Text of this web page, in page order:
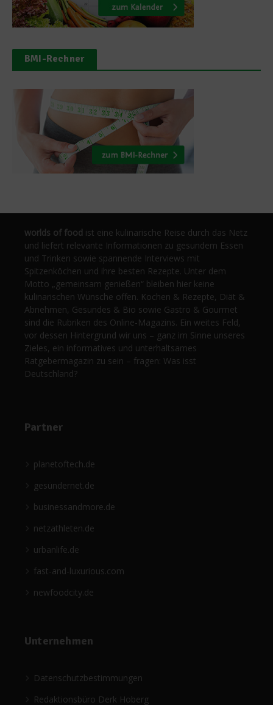
BMI-Rechner
worlds of food ist eine kulinarische Reise durch das Netz
und liefert relevante Informationen zu gesundem Essen
und Trinken sowie spannende Interviews mit
Spitzenköchen und ihre besten Rezepte. Unter dem
Motto „gemeinsam genießen“ bleiben hier keine
kulinarischen Wünsche offen. Kochen & Rezepte, Diät &
Abnehmen, Gesundes & Bio sowie Gastro & Gourmet
sind die Rubriken des Online-Magazins. Ein weites Feld,
vor dessen Hintergrund wir uns – ganz im Sinne unseres
Zieles, ein informatives und unterhaltsames
Ratgebermagazin zu sein – fragen: Was isst
Deutschland?
Partner
planetoftech.de
gesündernet.de
businessandmore.de
netzathleten.de
urbanlife.de
fast-and-luxurious.com
newfoodcity.de
Unternehmen
Datenschutzbestimmungen
Redaktionsbüro Derk Hoberg